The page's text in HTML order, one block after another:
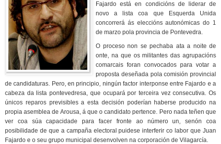
Fajardo está en condicións de liderar de
novo a lista coa que Esquerda Unida
concorrerá ás eleccións autonómicas do 1
de marzo pola provincia de Pontevedra.
O proceso non se pechaba ata a noite de
onte, na que os militantes das agrupacións
comarcais foran convocados para votar a
proposta deseñada pola comisión provincial
de candidaturas. Pero, en principio, ningún factor interponse entre Fajardo e a
cabeza da lista pontevedresa, que ocupará por terceira vez consecutiva. Os
únicos reparos previsibles a esta decisión poderían haberse producido na
propia asemblea de Arousa, á que o candidato pertence. Pero nada teñen que
ver coa súa capacidade para facer fronte ao número un, senón coa
posibilidade de que a campaña electoral puidese interferir co labor que Juan
Fajardo e o seu grupo municipal desenvolven na corporación de Vilagarcía.